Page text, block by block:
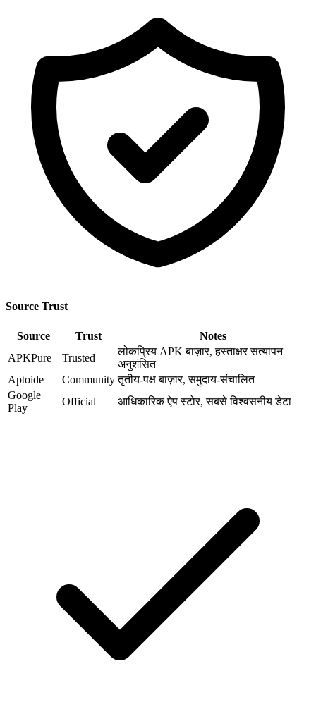
Source Trust
Source Trust
Notes
APKPure
Trusted
लोकप्रिय APK बाज़ार, हस्ताक्षर सत्यापन
अनुशंसित
Aptoide
Community तृतीय-पक्ष बाज़ार, समुदाय-संचालित
Google
Play
Official आधिकारिक ऐप स्टोर, सबसे विश्वसनीय डेटा